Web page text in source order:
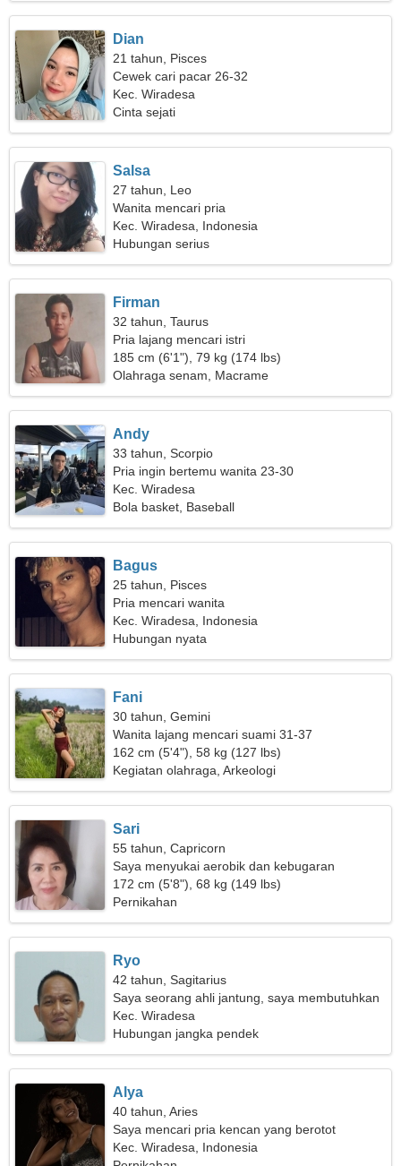
Dian
21 tahun, Pisces
Cewek cari pacar 26-32
Kec. Wiradesa
Cinta sejati
Salsa
27 tahun, Leo
Wanita mencari pria
Kec. Wiradesa, Indonesia
Hubungan serius
Firman
32 tahun, Taurus
Pria lajang mencari istri
185 cm (6'1"), 79 kg (174 lbs)
Olahraga senam, Macrame
Andy
33 tahun, Scorpio
Pria ingin bertemu wanita 23-30
Kec. Wiradesa
Bola basket, Baseball
Bagus
25 tahun, Pisces
Pria mencari wanita
Kec. Wiradesa, Indonesia
Hubungan nyata
Fani
30 tahun, Gemini
Wanita lajang mencari suami 31-37
162 cm (5'4"), 58 kg (127 lbs)
Kegiatan olahraga, Arkeologi
Sari
55 tahun, Capricorn
Saya menyukai aerobik dan kebugaran
172 cm (5'8"), 68 kg (149 lbs)
Pernikahan
Ryo
42 tahun, Sagitarius
Saya seorang ahli jantung, saya membutuhkan
seorang wanita yang elegan
Kec. Wiradesa
Hubungan jangka pendek
Alya
40 tahun, Aries
Saya mencari pria kencan yang berotot
Kec. Wiradesa, Indonesia